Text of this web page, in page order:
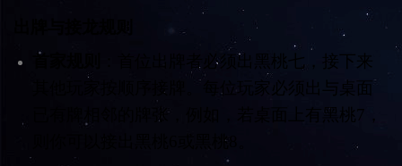
首家规则
：首位出牌者必须出黑桃七，接下来
其他玩家按顺序接牌。每位玩家必须出与桌面
已有牌相邻的牌张，例如，若桌面上有黑桃7，
则你可以接出黑桃6或黑桃8。